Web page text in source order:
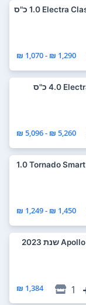
‏מזגן עילי Electra Classic Inverter 140 ‏1.0 ‏כ"ס
1,290 ₪ - 1,070 ₪
‏מזגן עילי Electra A Inverter 450 ‏4.0 ‏כ"ס
5,260 ₪ - 5,096 ₪
‏מזגן עילי Tornado Smart INV 12X Wifi EU ‏1.0
1,450 ₪ - 1,249 ₪
‏מזגן עילי Apollo Inverter 140 NG שנת 2023
1
1,384 ₪